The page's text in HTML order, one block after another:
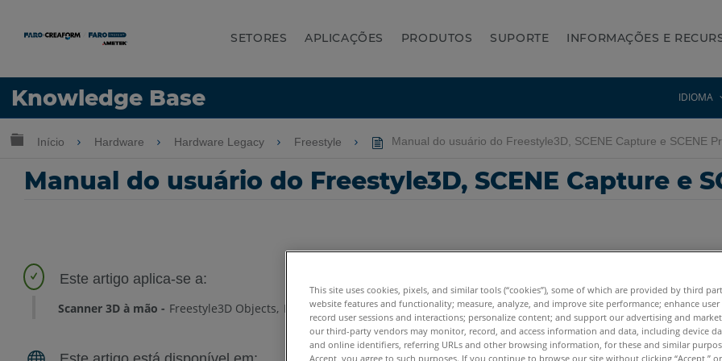
SETORES APLICAÇÕES PRODUTOS SUPORTE INFORMAÇÕES E
Knowledge Base IDIOMA
Idioma
Expandir/recolher hierarquia global
Início Hardware Hardware Legacy Freestyle Manual do usuário do Freestyle3D, SCENE Capture e SCENE
Manual do usuário do Freestyle3D, SCENE Capture e
Scanner 3D à mão Freestyle3D Objects Freestyle3D X Freestyle3D
This site uses cookies, pixels, and similar tools (“cookies”), some of which are provided by third
website features and functionality; measure, analyze, and improve site performance; enhance user
record user sessions and interactions; personalize content; and support our advertising and
our third-party vendors may monitor, record, and access information and data, including device
and online identifiers, referring URLs and other browsing information, for these and similar
Accept, you agree to such purposes. If you continue to browse our site without clicking “Accept,”